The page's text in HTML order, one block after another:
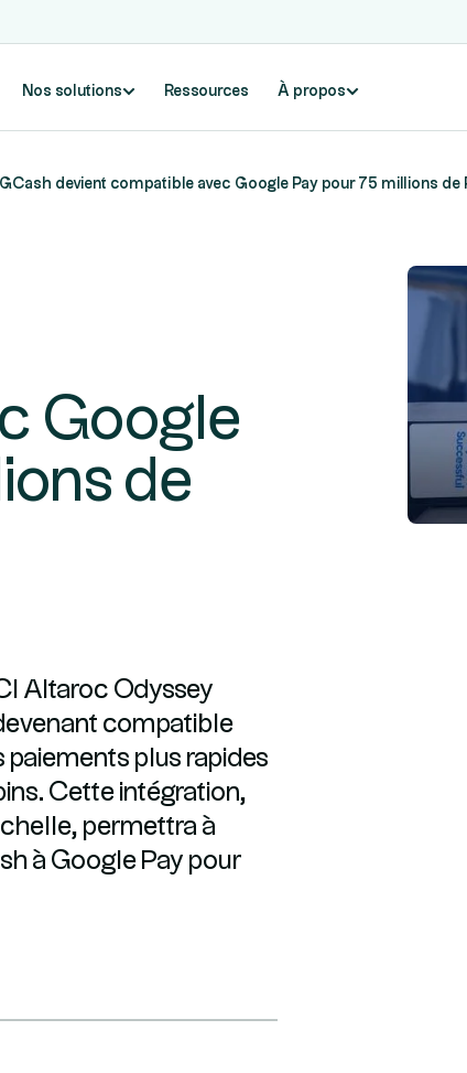
Nos solutions Ressources À propos
GCash devient compatible avec Google Pay pour 75 millions de
Google
de
Altaroc Odyssey
compatible
paiements plus rapides
Cette intégration,
permettra à
à Google Pay pour